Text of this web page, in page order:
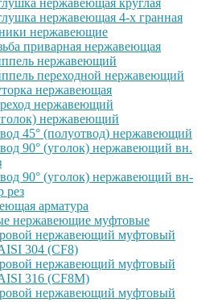
нержавеющая круглая
нержавеющая 4-х гранная
нержавеющие
приварная нержавеющая
нержавеющий
переходной нержавеющий
нержавеющая
нержавеющий
нержавеющий
45° (полуотвод) нержавеющий
90° (уголок) нержавеющий вн.
90° (уголок) нержавеющий вн-
рез
арматура
нержавеющие муфтовые
нержавеющий муфтовый
304 (CF8)
нержавеющий муфтовый
316 (CF8M)
нержавеющий муфтовый